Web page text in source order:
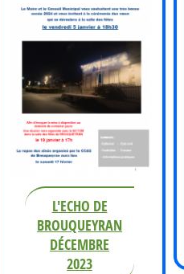
L'ECHO DE
BROUQUEYRAN
DÉCEMBRE
2023